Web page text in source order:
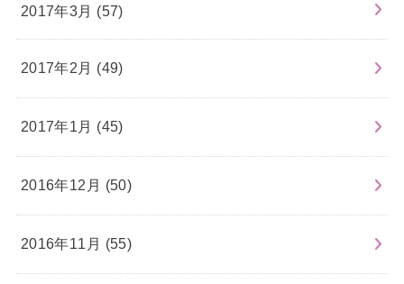
2017年3月 (57)
2017年2月 (49)
2017年1月 (45)
2016年12月 (50)
2016年11月 (55)